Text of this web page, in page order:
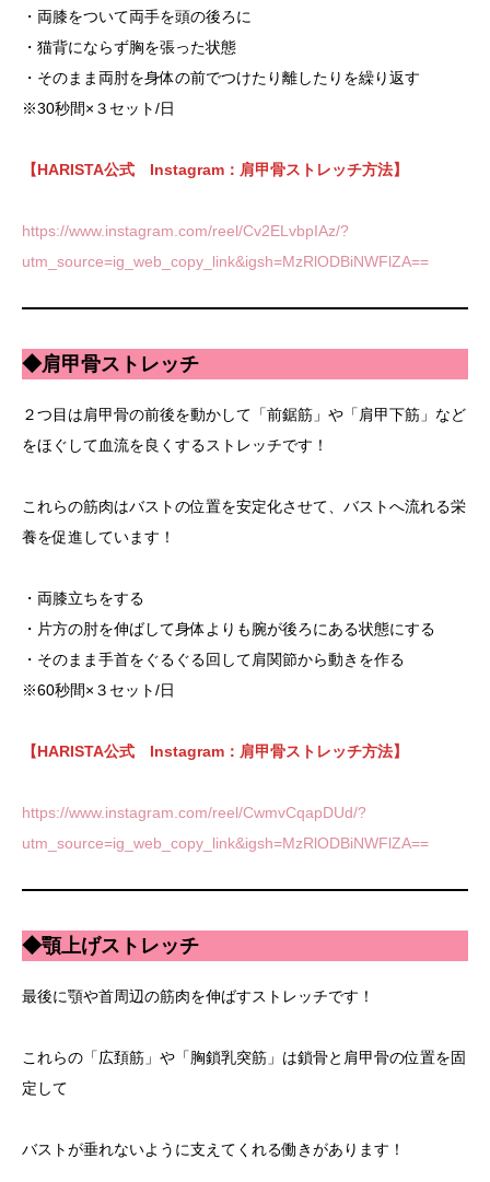
・両膝をついて両手を頭の後ろに
・猫背にならず胸を張った状態
・そのまま両肘を身体の前でつけたり離したりを繰り返す
※30秒間×３セット/日
【HARISTA公式 Instagram：肩甲骨ストレッチ方法】
https://www.instagram.com/reel/Cv2ELvbpIAz/?
utm_source=ig_web_copy_link&igsh=MzRlODBiNWFlZA==
◆肩甲骨ストレッチ
２つ目は肩甲骨の前後を動かして「前鋸筋」や「肩甲下筋」など
をほぐして血流を良くするストレッチです！
これらの筋肉はバストの位置を安定化させて、バストへ流れる栄
養を促進しています！
・両膝立ちをする
・片方の肘を伸ばして身体よりも腕が後ろにある状態にする
・そのまま手首をぐるぐる回して肩関節から動きを作る
※60秒間×３セット/日
【HARISTA公式 Instagram：肩甲骨ストレッチ方法】
https://www.instagram.com/reel/CwmvCqapDUd/?
utm_source=ig_web_copy_link&igsh=MzRlODBiNWFlZA==
◆顎上げストレッチ
最後に顎や首周辺の筋肉を伸ばすストレッチです！
これらの「広頚筋」や「胸鎖乳突筋」は鎖骨と肩甲骨の位置を固
定して
バストが垂れないように支えてくれる働きがあります！